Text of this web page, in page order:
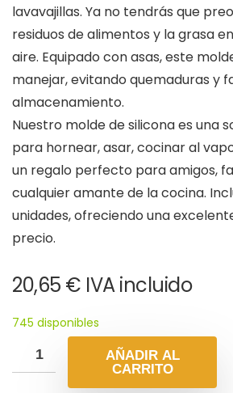
lavavajillas. Ya no tendrás que
residuos de alimentos y la grasa
aire. Equipado con asas, este
manejar, evitando quemaduras y
almacenamiento.
Nuestro molde de silicona es una
para hornear, asar, cocinar al
un regalo perfecto para amigos,
cualquier amante de la cocina.
unidades, ofreciendo una
precio.
20,65 € IVA incluido
745 disponibles
AÑADIR AL
CARRITO